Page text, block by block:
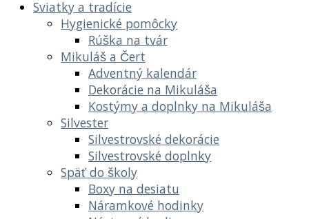
Sviatky a tradície
Hygienické pomôcky
Rúška na tvár
Mikuláš a Čert
Adventný kalendár
Dekorácie na Mikuláša
Kostýmy a doplnky na Mikuláša
Silvester
Silvestrovské dekorácie
Silvestrovské doplnky
Späť do školy
Boxy na desiatu
Náramkové hodinky